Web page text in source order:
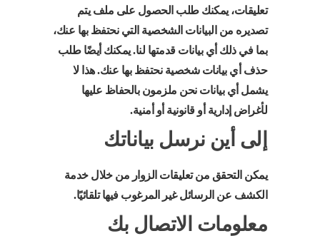
تعليقات، يمكنك طلب الحصول على ملف يتم
تصديره من البيانات الشخصية التي نحتفظ بها عنك،
بما في ذلك أي بيانات قدمتها لنا. يمكنك أيضًا طلب
حذف أي بيانات شخصية نحتفظ بها عنك. هذا لا
يشمل أي بيانات نحن ملزمون بالحفاظ عليها
لأغراض إدارية أو قانونية أو أمنية.
إلى أين نرسل بياناتك
يمكن التحقق من تعليقات الزوار من خلال خدمة
الكشف عن الرسائل غير المرغوب فيها تلقائيًا.
معلومات الاتصال بك